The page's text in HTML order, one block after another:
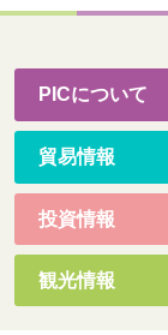
PICについて
貿易情報
投資情報
観光情報